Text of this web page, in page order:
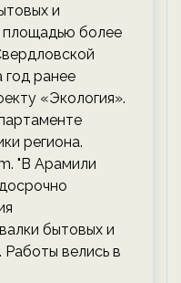
и
более
год ранее
«Экология».
региона.
"В Арамили
бытовых и
велись в